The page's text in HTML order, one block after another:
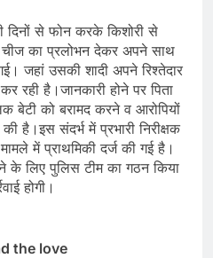
से फोन करके किशोरी से
का प्रलोभन देकर अपने साथ
जहां उसकी शादी अपने रिश्तेदार
रही है।जानकारी होने पर पिता
बेटी को बरामद करने व आरोपियों
है।इस संदर्भ में प्रभारी निरीक्षक
में प्राथमिकी दर्ज की गई है।
के लिए पुलिस टीम का गठन किया
होगी।
the love